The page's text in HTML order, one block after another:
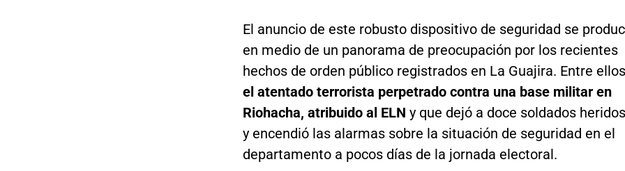
El anuncio de este robusto dispositivo de seguridad se
en medio de un panorama de preocupación por los recientes
hechos de orden público registrados en La Guajira. Entre
el atentado terrorista perpetrado contra una base militar en
Riohacha, atribuido al ELN y que dejó a doce soldados heridos
y encendió las alarmas sobre la situación de seguridad en el
departamento a pocos días de la jornada electoral.